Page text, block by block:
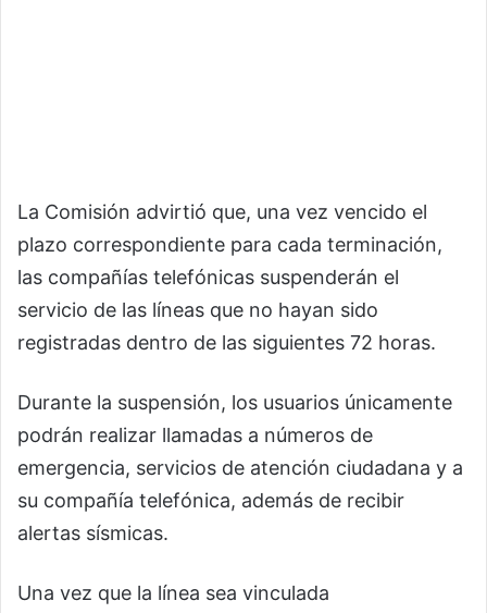
La Comisión advirtió que, una vez vencido el
plazo correspondiente para cada terminación,
las compañías telefónicas suspenderán el
servicio de las líneas que no hayan sido
registradas dentro de las siguientes 72 horas.
Durante la suspensión, los usuarios únicamente
podrán realizar llamadas a números de
emergencia, servicios de atención ciudadana y a
su compañía telefónica, además de recibir
alertas sísmicas.
Una vez que la línea sea vinculada